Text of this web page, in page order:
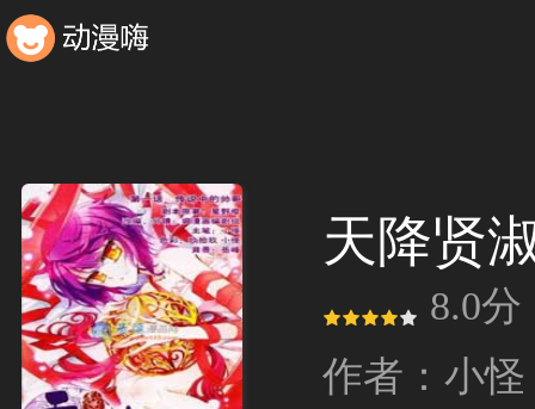
天降贤
8.0分
作者：小怪